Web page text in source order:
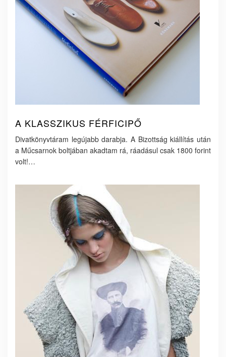
A KLASSZIKUS FÉRFICIPŐ
Divatkönyvtáram legújabb darabja. A Bizottság kiállítás után
a Műcsarnok boltjában akadtam rá, ráadásul csak 1800 forint
volt!…